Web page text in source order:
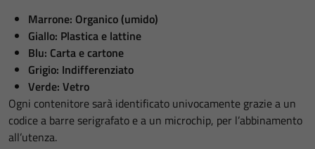
Marrone: Organico (umido)
Giallo: Plastica e lattine
Blu: Carta e cartone
Grigio: Indifferenziato
Verde: Vetro
Ogni contenitore sarà identificato univocamente grazie a un
codice a barre serigrafato e a un microchip, per l’abbinamento
all’utenza.